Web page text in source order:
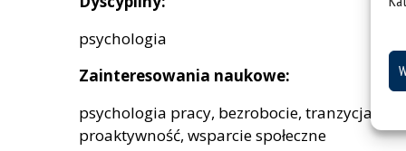
psychologia
Zainteresowania naukowe:
psychologia pracy, bezrobocie, tranzycja,
proaktywność, wsparcie społeczne